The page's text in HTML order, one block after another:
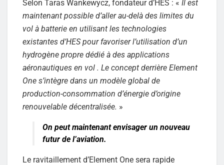
Selon Taras Wankewycz, fondateur d’HES : « Il est
maintenant possible d’aller au-delà des limites du
vol à batterie en utilisant les technologies
existantes d’HES pour favoriser l’utilisation d’un
hydrogène propre dédié à des applications
aéronautiques en vol . Le concept derrière Element
One s’intègre dans un modèle global de
production-consommation d’énergie d’origine
renouvelable décentralisée. »
On peut maintenant envisager un nouveau
futur de l’aviation.
Le ravitaillement d’Element One sera rapide